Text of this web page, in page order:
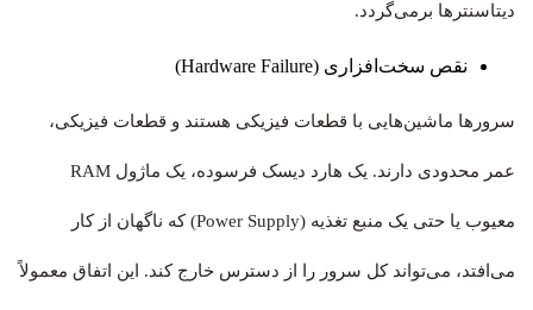
دیتاسنترها برمی‌گردد.
نقص سخت‌افزاری (Hardware Failure)
سرورها ماشین‌هایی با قطعات فیزیکی هستند و قطعات فیزیکی،
عمر محدودی دارند. یک هارد دیسک فرسوده، یک ماژول RAM
معیوب یا حتی یک منبع تغذیه (Power Supply) که ناگهان از کار
می‌افتد، می‌تواند کل سرور را از دسترس خارج کند. این اتفاق معمولاً